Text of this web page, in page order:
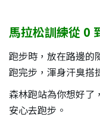
馬拉松訓練從 0
跑步時，放在路邊的
跑完步，渾身汗臭搭
森林跑站為你想好了
安心去跑步。